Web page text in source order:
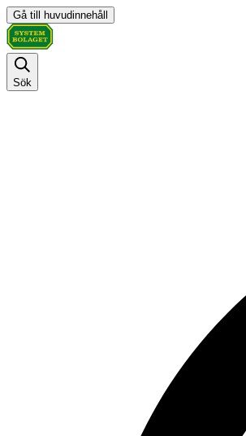
Gå till huvudinnehåll
Sök